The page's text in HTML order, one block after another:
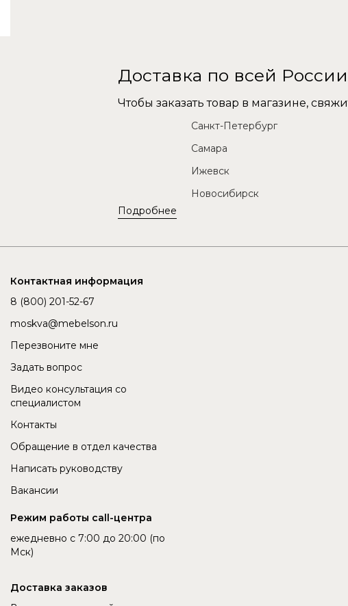
Доставка по всей России
Чтобы заказать товар в магазине,
Подробнее
Санкт-Петербург
Самара
Ижевск
Новосибирск
Контактная информация
8 (800) 201-52-67
moskva@mebelson.ru
Перезвоните мне
Задать вопрос
Видео консультация со
специалистом
Контакты
Обращение в отдел качества
Написать руководству
Вакансии
Режим работы call-центра
ежедневно с 7:00 до 20:00 (по
Мск)
Доставка заказов